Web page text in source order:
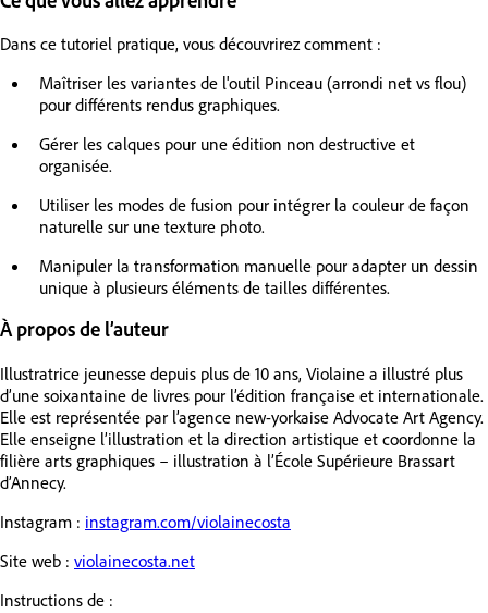
Dans ce tutoriel pratique, vous découvrirez comment :
Maîtriser les variantes de l'outil Pinceau (arrondi net vs flou)
pour différents rendus graphiques.
Gérer les calques pour une édition non destructive et
organisée.
Utiliser les modes de fusion pour intégrer la couleur de façon
naturelle sur une texture photo.
Manipuler la transformation manuelle pour adapter un dessin
unique à plusieurs éléments de tailles différentes.
À propos de l’auteur
Illustratrice jeunesse depuis plus de 10 ans, Violaine a illustré plus
d’une soixantaine de livres pour l’édition française et internationale.
Elle est représentée par l’agence new-yorkaise Advocate Art Agency.
Elle enseigne l’illustration et la direction artistique et coordonne la
filière arts graphiques – illustration à l’École Supérieure Brassart
d’Annecy.
Instagram : instagram.com/violainecosta
Site web : violainecosta.net
Instructions de :